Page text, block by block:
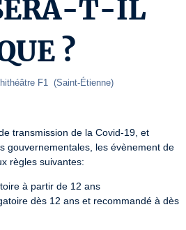
T-IL
?
F1 (Saint-Étienne)
transmission de la Covid-19, et
gouvernementales, les évènement de
règles suivantes:
à partir de 12 ans
dès 12 ans et recommandé à dès